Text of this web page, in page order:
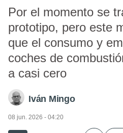
Por el momento se
prototipo, pero este
que el consumo y
coches de
a casi cero
Iván Mingo
08 jun. 2026 - 04:20